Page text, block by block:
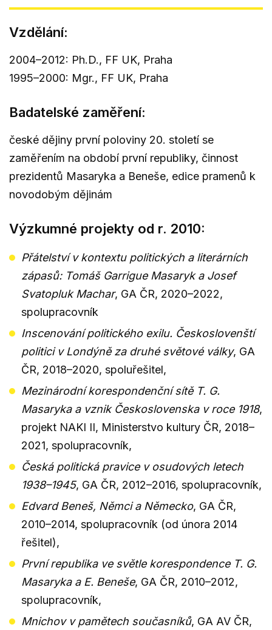
Vzdělání:
2004–2012: Ph.D., FF UK, Praha
1995–2000: Mgr., FF UK, Praha
Badatelské zaměření:
české dějiny první poloviny 20. století se
zaměřením na období první republiky, činnost
prezidentů Masaryka a Beneše, edice pramenů k
novodobým dějinám
Výzkumné projekty od r. 2010:
Přátelství v kontextu politických a literárních
zápasů: Tomáš Garrigue Masaryk a Josef
Svatopluk Machar, GA ČR, 2020–2022,
spolupracovník
Inscenování politického exilu. Českoslovenští
politici v Londýně za druhé světové války, GA
ČR, 2018–2020, spoluřešitel,
Mezinárodní korespondenční sítě T. G.
Masaryka a vznik Československa v roce 1918,
projekt NAKI II, Ministerstvo kultury ČR, 2018–
2021, spolupracovník,
Česká politická pravice v osudových letech
1938–1945, GA ČR, 2012–2016, spolupracovník,
Edvard Beneš, Němci a Německo, GA ČR,
2010–2014, spolupracovník (od února 2014
řešitel),
První republika ve světle korespondence T. G.
Masaryka a E. Beneše, GA ČR, 2010–2012,
spolupracovník,
Mnichov v pamětech současníků, GA AV ČR,